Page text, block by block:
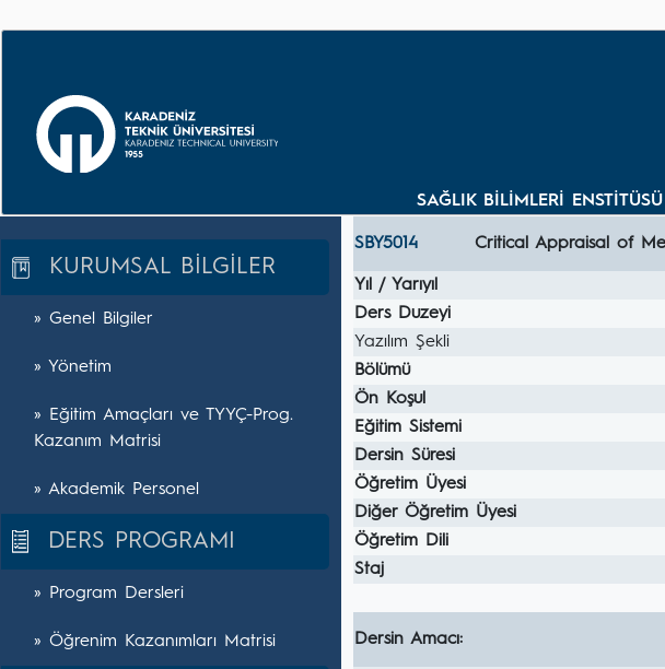
SAĞLIK BİLİMLERİ
KURUMSAL BİLGİLER
» Genel Bilgiler
» Yönetim
» Eğitim Amaçları ve TYYÇ-Prog.
Kazanım Matrisi
» Akademik Personel
DERS PROGRAMI
» Program Dersleri
» Öğrenim Kazanımları Matrisi
SBY5014 Critical Appraisal of
Yıl / Yarıyıl
Ders Duzeyi
Yazılım Şekli
Bölümü
Ön Koşul
Eğitim Sistemi
Dersin Süresi
Öğretim Üyesi
Diğer Öğretim Üyesi
Öğretim Dili
Staj
Dersin Amacı: